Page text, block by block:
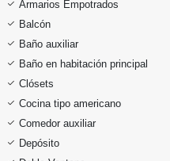
Armarios Empotrados
Balcón
Baño auxiliar
Baño en habitación principal
Clósets
Cocina tipo americano
Comedor auxiliar
Depósito